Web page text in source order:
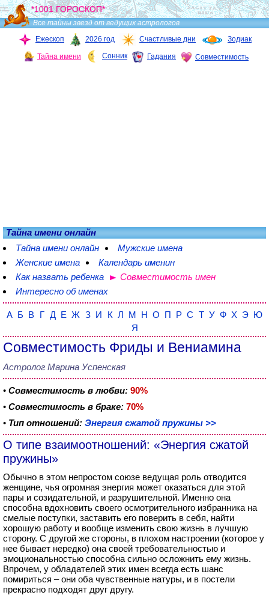
*1001 ГОРОСКОП*
Все тайны звезд от ведущих астрологов
Ежескоп
2026 год Счастливые дни Зодиак
Тайна имени Сонник Гадания Совместимость
Тайна имени онлайн
Тайна имени онлайн
Мужские имена
Женские имена
Календарь именин
Как назвать ребенка
Совместимость имен
Интересно об именах
А Б В Г Д Е Ж З И К Л М Н О П Р С Т У Ф Х Э Ю
Я
Совместимость Фриды и Вениамина
Астролог Марина Успенская
• Совместимость в любви: 90%
• Совместимость в браке: 70%
• Тип отношений: Энергия сжатой пружины >>
О типе взаимоотношений: «Энергия сжатой
пружины»
Обычно в этом непростом союзе ведущая роль отводится
женщине, чья огромная энергия может оказаться для этой
пары и созидательной, и разрушительной. Именно она
способна вдохновить своего осмотрительного избранника на
смелые поступки, заставить его поверить в себя, найти
хорошую работу и вообще изменить свою жизнь в лучшую
сторону. С другой же стороны, в плохом настроении (которое у
нее бывает нередко) она своей требовательностью и
эмоциональностью способна сильно осложнить ему жизнь.
Впрочем, у обладателей этих имен всегда есть шанс
помириться – они оба чувственные натуры, и в постели
прекрасно подходят друг другу.